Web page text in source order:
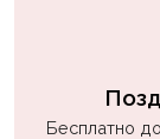
Бесплатно